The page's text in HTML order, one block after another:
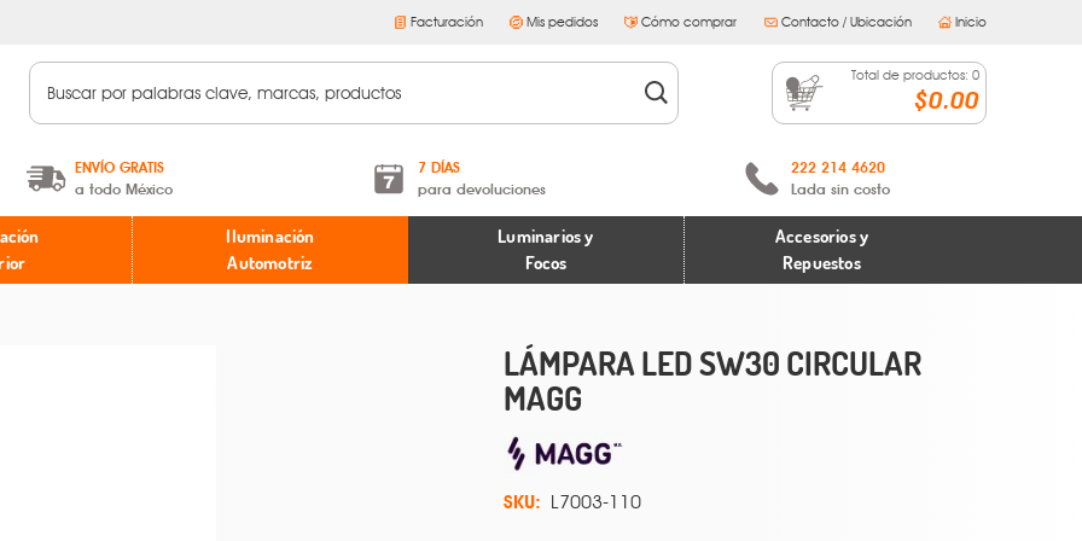
Facturación Mis pedidos Cómo comprar Contacto / Ubicación Inicio
Total de productos: 0
$0.00
ENVÍO GRATIS
a todo México
A partir de $599 MXN.
* Aplican restricciones
7 DÍAS
para devoluciones
Términos y condiciones
Políticas de devoluciones
222 214 4620
Lada sin costo
Iluminación
Automotriz
Luminarios y
Focos
Accesorios y
Repuestos
LÁMPARA LED SW30 CIRCULAR
MAGG
SKU: L7003-110